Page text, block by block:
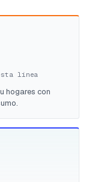
línea
hogares con